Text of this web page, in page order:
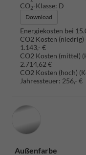
CO2-Klasse: D
Download
Energiekosten bei
CO2 Kosten (niedrig)
1.143,- €
CO2 Kosten (mittel)
2.714,62 €
CO2 Kosten (hoch)
Jahressteuer: 256,- €
Außenfarbe